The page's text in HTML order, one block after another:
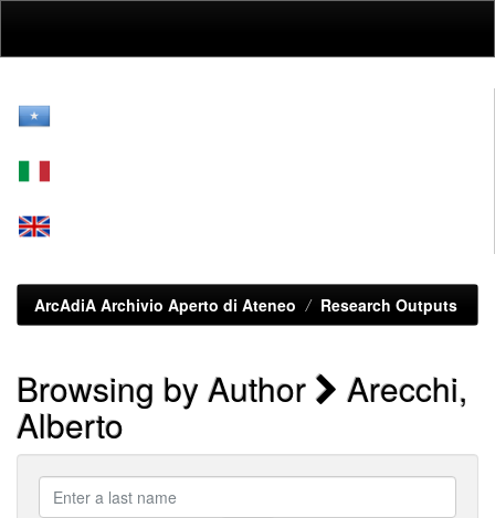
ArcAdiA Archivio Aperto di Ateneo Research Outputs
Browsing by Author Arecchi,
Alberto